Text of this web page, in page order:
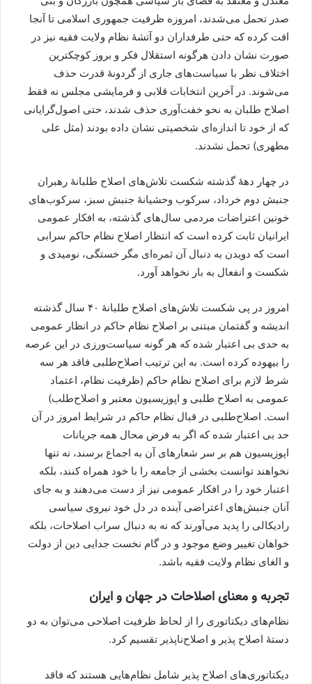
صدر تحمل می‌شدند، امروزه ظرفیت جمهوری اسلامی تا آنجا
افت کرده که حتی طرفداران دو آتشۀ نظام ولایت فقیه نیز در
صورت نشان دادن هرگونه استقلال فکر و بروز کوچکترین
اختلاف نظر با سیاست‌های جاری از گردونۀ قدرت حذف
می‌شوند. در آخرین انتخابات قلابی و فرمایشی مجلس نه فقط
اصلاح طلبان به نحو خفت‌آوری حذف شدند، حتی اصول‌گرایانی
که از خود تا اندازه‌ای شخصیتی نشان داده بودند (مثل علی
مطهری) تحمل نشدند.
در چهار دهۀ گذشته شکست تلاش‌های اصلاح طلبانۀ رهبران
جنبش دوم خرداد، سرکوب وحشیانۀ جنبش سبز، سرکوب‌های
خونین اعتراضات مردمی سال‌های گذشته، به افکار عمومی
ایرانیان ثابت کرده است که انتظار اصلاح نظام حاکم سرابی
است که دویدن به دنبال آن ثمره‌ای مگر خستگی، نومیدی و
شکست و انفعال به بار نخواهد آورد.
امروز در پی شکست تلاش‌های اصلاح طلبانۀ ۴۰ سال گذشته
اندیشه و گفتمان مبتنی بر اصلاح نظام حاکم در انظار عمومی
به حدی بی اعتبار شده که هر گونه سیاست‌ورزی در این عرصه
را بیهوده کرده است. به این ترتیب اصلاح‌طلبی فاقد هر سه
شرط لازم برای اصلاح نظام حاکم (ظرفیت نظام، اعتماد
عمومی به اصلاح طلبی و اپوزیسیون معتبر و اصلاح‌طلب)
است. اصلاح‌طلبی در قبال نظام حاکم در شرایط امروز در آن
حد بی اعتبار شده که اگر به فرض محال همه جریانات
اپوزیسیون هم بر سر شعارهای آن به اجماع برسند، نه تنها
نخواهند توانست بخشی از جامعه را با خود همراه کنند، بلکه
اعتبار خود را در افکار عمومی نیز از دست می‌دهند و به جای
آنان جنبش‌های اعتراضی آینده در دل خود نیروی سیاسی
رادیکالی را پدید می‌آورند که نه به دنبال سراب اصلاحات، بلکه
خواهان تغییر وضع موجود و در گام نخست جدایی دین از دولت
و الغای نظام ولایت فقیه باشد.
تجربه و معنای اصلاحات در جهان و ایران
نظام‌های دیکتاتوری را از لحاظ ظرفیت اصلاحی می‌توان به دو
دستۀ اصلاح پذیر و اصلاح‌ناپذیر تقسیم کرد.
دیکتاتوری‌های اصلاح پذیر شامل نظام‌هایی هستند که فاقد